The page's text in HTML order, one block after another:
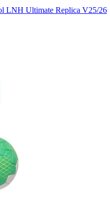
LNH Ultimate Replica V25/26